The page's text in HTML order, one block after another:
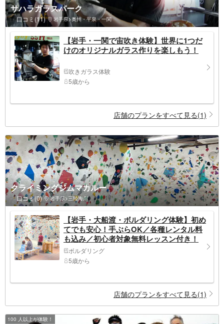
サハラガラスパーク
口コミ(11) 岩手県>奥州・平泉・一関
【岩手・一関で宙吹き体験】世界に1つだ
けのオリジナルガラス作りを楽しもう！
吹きガラス体験
5歳から
店舗のプランをすべて見る(1)
クライミングジムマカルー
口コミ(0) 岩手県>三陸海岸
【岩手・大船渡・ボルダリング体験】初め
てでも安心！手ぶらOK／各種レンタル料
も込み／初心者対象無料レッスン付き！
ボルダリング
5歳から
店舗のプランをすべて見る(1)
100 人以上が体験！